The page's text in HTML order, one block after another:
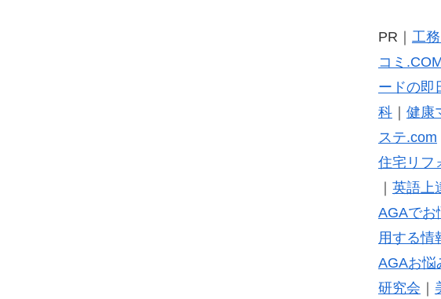
PR｜ 工
コミ
ードの即
科｜ 健康
ステ.com
住宅リフ
英語上
AGAでお
用する情
AGAお悩
研究会